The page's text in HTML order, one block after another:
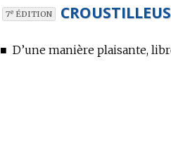
7e ÉDITION
■ D’une manière plaisante,